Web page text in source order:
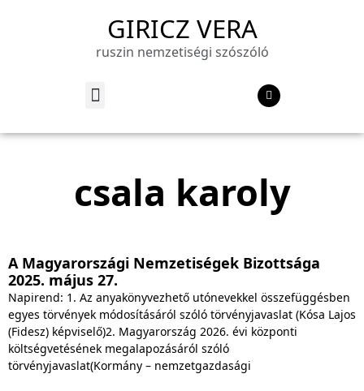
GIRICZ VERA
ruszin nemzetiségi szószóló
csala karoly
A Magyarországi Nemzetiségek Bizottsága
2025. május 27.
Napirend: 1. Az anyakönyvezhető utónevekkel összefüggésben
egyes törvények módosításáról szóló törvényjavaslat (Kósa Lajos
(Fidesz) képviselő)2. Magyarország 2026. évi központi
költségvetésének megalapozásáról szóló
törvényjavaslat(Kormány – nemzetgazdasági